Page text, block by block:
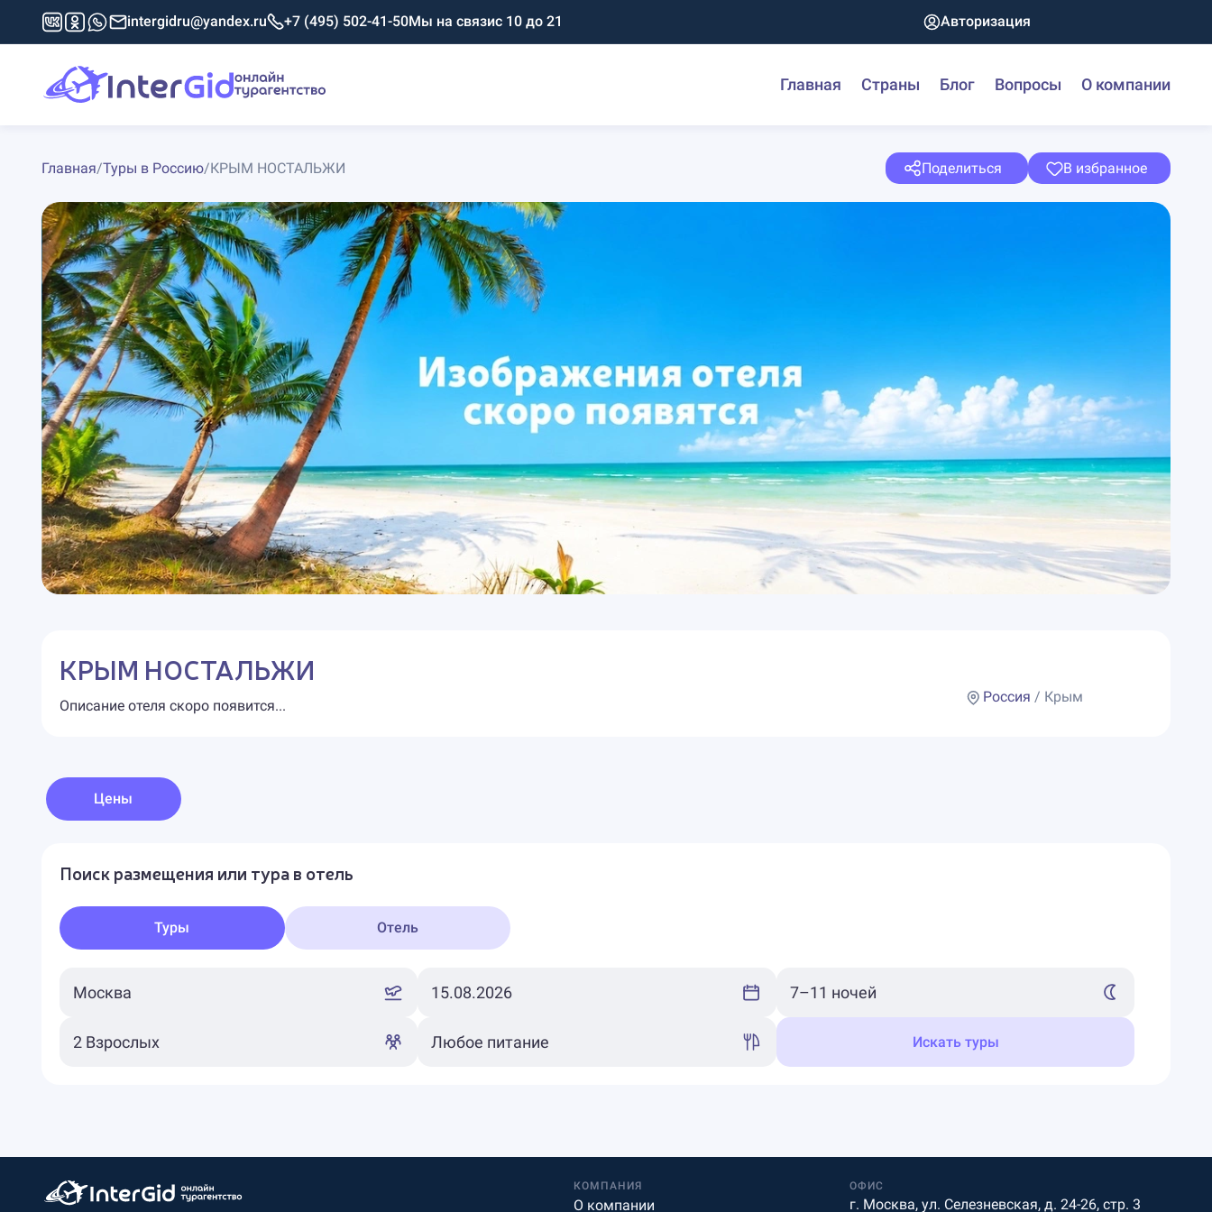
intergidru@yandex.ru +7 (495) 502-41-50Мы на связис 10 до 21 Авторизация
Главная Страны Блог Вопросы О компании
Главная/Туры в Россию/КРЫМ НОСТАЛЬЖИ Поделиться В избранное
КРЫМ НОСТАЛЬЖИ
Описание отеля скоро появится...
Россия / Крым
Цены
Поиск размещения или тура в отель
Туры Отель
Искать туры
КОМПАНИЯ
О компании
ОФИС
г. Москва, ул. Селезневская, д. 24-26, стр. 3